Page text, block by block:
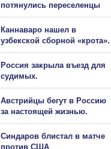
потянулись переселенцы
Каннаваро нашел в
узбекской сборной «крота».
Россия закрыла въезд для
судимых.
Австрийцы бегут в Россию
за настоящей жизнью.
Синдаров блистал в матче
против США